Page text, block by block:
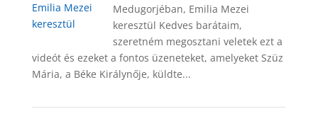
Medugorjéban, Emilia Mezei
keresztül Kedves barátaim,
szeretném megosztani veletek ezt a
videót és ezeket a fontos üzeneteket, amelyeket Szüz
Mária, a Béke Királynője, küldte...